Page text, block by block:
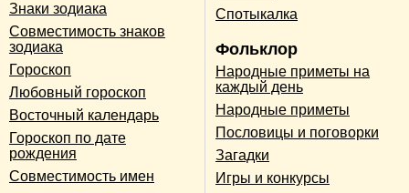
Знаки зодиака
Совместимость знаков
зодиака
Гороскоп
Любовный гороскоп
Восточный календарь
Гороскоп по дате
рождения
Совместимость имен
Спотыкалка
Фольклор
Народные приметы на
каждый день
Народные приметы
Пословицы и поговорки
Загадки
Игры и конкурсы